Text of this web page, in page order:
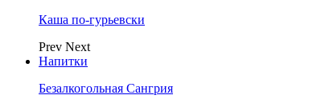
Каша по-гурьевски
Prev Next
Напитки
Безалкогольная Сангрия